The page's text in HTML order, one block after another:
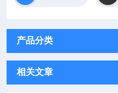
产品分类
相关文章